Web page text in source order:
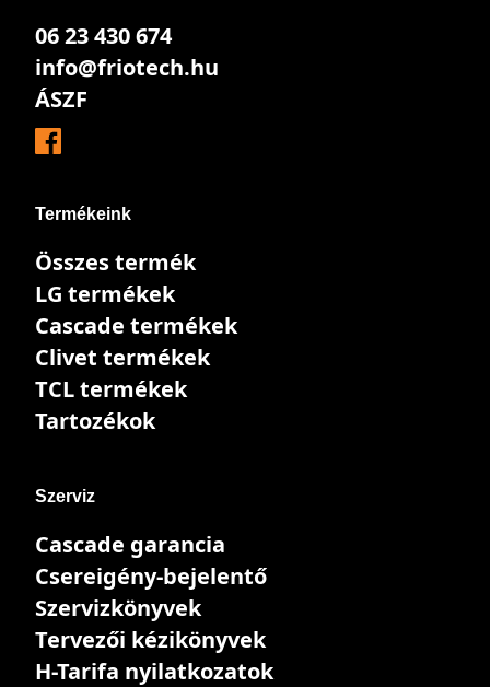
06 23 430 674
info@friotech.hu
ÁSZF
Termékeink
Összes termék
LG termékek
Cascade termékek
Clivet termékek
TCL termékek
Tartozékok
Szerviz
Cascade garancia
Csereigény-bejelentő
Szervizkönyvek
Tervezői kézikönyvek
H-Tarifa nyilatkozatok